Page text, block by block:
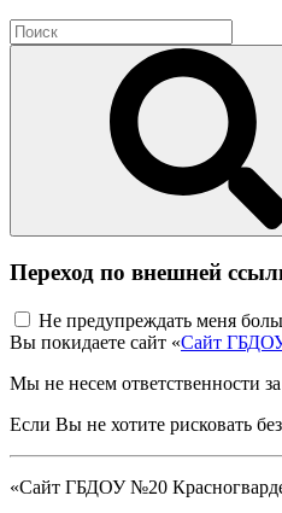
Переход по внешней
Не предупреждать меня
Вы покидаете сайт «Сайт
Мы не несем ответственности
Если Вы не хотите рисковать
«Сайт ГБДОУ №20